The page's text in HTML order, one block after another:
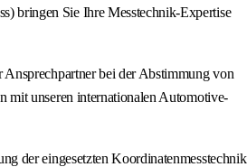
bringen Sie Ihre Messtechnik-Expertise
Ansprechpartner bei der Abstimmung von
mit unseren internationalen Automotive-
der eingesetzten Koordinatenmesstechnik